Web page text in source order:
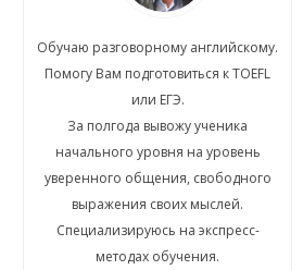
Обучаю разговорному английскому.
Помогу Вам подготовиться к TOEFL
или ЕГЭ.
За полгода вывожу ученика
начального уровня на уровень
уверенного общения, свободного
выражения своих мыслей.
Специализируюсь на экспресс-
методах обучения.